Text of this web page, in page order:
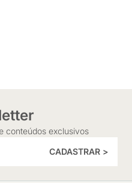
conteúdos exclusivos
CADASTRAR >